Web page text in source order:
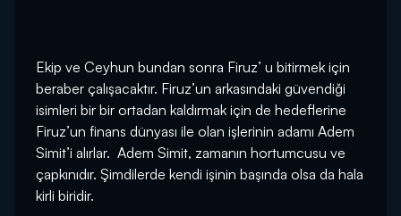
Ekip ve Ceyhun bundan sonra Firuz’ u bitirmek için
beraber çalışacaktır. Firuz’un arkasındaki güvendiği
isimleri bir bir ortadan kaldırmak için de hedeflerine
Firuz’un finans dünyası ile olan işlerinin adamı Adem
Simit’i alırlar. Adem Simit, zamanın hortumcusu ve
çapkınıdır. Şimdilerde kendi işinin başında olsa da hala
kirli biridir.